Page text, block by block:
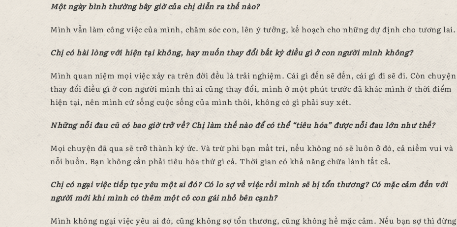
Một ngày bình thường bây giờ của chị diễn ra thế nào?
Mình vẫn làm công việc của mình, chăm sóc con, lên ý tưởng, kế hoạch cho những dự định cho tương lai.
Chị có hài lòng với hiện tại không, hay muốn thay đổi bất kỳ điều gì ở con người mình không?
Mình quan niệm mọi việc xảy ra trên đời đều là trải nghiệm. Cái gì đến sẽ đến, cái gì đi sẽ đi. Còn chuyện
thay đổi điều gì ở con người mình thì ai cũng thay đổi, mình ở một phút trước đã khác mình ở thời điểm
hiện tại, nên mình cứ sống cuộc sống của mình thôi, không có gì phải suy xét.
Những nỗi đau cũ có bao giờ trở về? Chị làm thế nào để có thể “tiêu hóa” được nỗi đau lớn như thế?
Mọi chuyện đã qua sẽ trở thành ký ức. Và trừ phi bạn mất trí, nếu không nó sẽ luôn ở đó, cả niềm vui và
nỗi buồn. Bạn không cần phải tiêu hóa thứ gì cả. Thời gian có khả năng chữa lành tất cả.
Chị có ngại việc tiếp tục yêu một ai đó? Có lo sợ về việc rồi mình sẽ bị tổn thương? Có mặc cảm đến với
người mới khi mình có thêm một cô con gái nhỏ bên cạnh?
Mình không ngại việc yêu ai đó, cũng không sợ tổn thương, cũng không hề mặc cảm. Nếu bạn sợ thì đừng